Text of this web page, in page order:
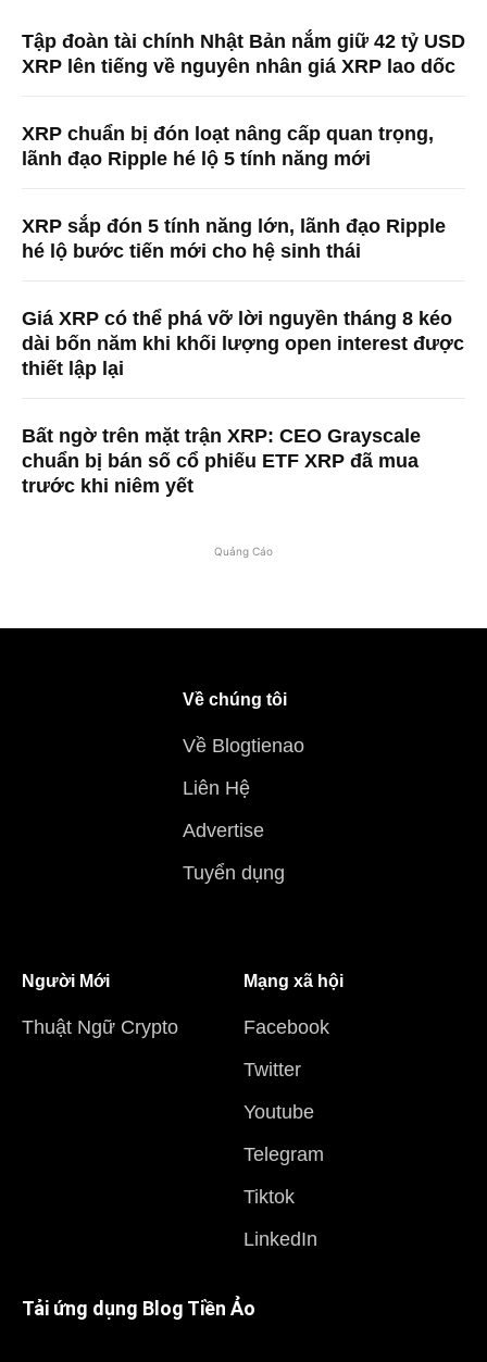
Tập đoàn tài chính Nhật Bản nắm giữ 42 tỷ USD
XRP lên tiếng về nguyên nhân giá XRP lao dốc
XRP chuẩn bị đón loạt nâng cấp quan trọng,
lãnh đạo Ripple hé lộ 5 tính năng mới
XRP sắp đón 5 tính năng lớn, lãnh đạo Ripple
hé lộ bước tiến mới cho hệ sinh thái
Giá XRP có thể phá vỡ lời nguyền tháng 8 kéo
dài bốn năm khi khối lượng open interest được
thiết lập lại
Bất ngờ trên mặt trận XRP: CEO Grayscale
chuẩn bị bán số cổ phiếu ETF XRP đã mua
trước khi niêm yết
Quảng Cáo
Về chúng tôi
Về Blogtienao
Liên Hệ
Advertise
Tuyển dụng
Người Mới
Thuật Ngữ Crypto
Mạng xã hội
Facebook
Twitter
Youtube
Telegram
Tiktok
LinkedIn
Tải ứng dụng Blog Tiền Ảo